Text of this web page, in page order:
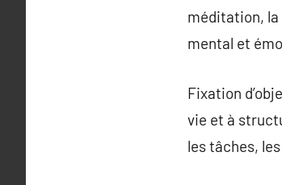
méditation, la
mental et
Fixation
vie et à
les tâches,